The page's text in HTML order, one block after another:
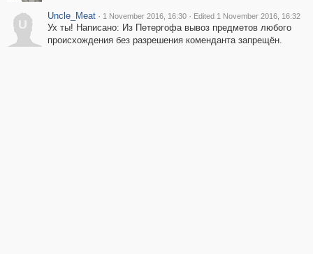
U
Uncle_Meat · 1 November 2016, 16:30 · Edited 1 November 2016, 16:32
Ух ты! Написано: Из Петергофа вывоз предметов любого
происхождения без разрешения коменданта запрещён.